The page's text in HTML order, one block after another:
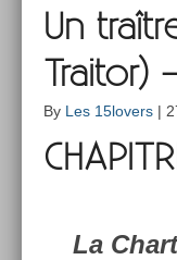
Un
Traitor)
By Les 15lovers |
La